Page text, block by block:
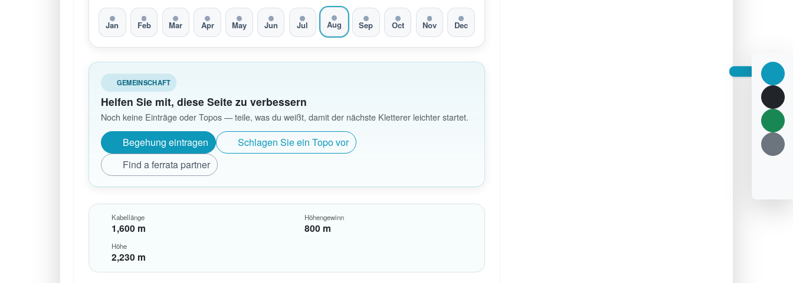
Jan Feb Mar Apr May Jun Jul Aug Sep Oct Nov Dec
GEMEINSCHAFT
Helfen Sie mit, diese Seite zu verbessern
Noch keine Einträge oder Topos — teile, was du weißt, damit der nächste Kletterer leichter startet.
Begehung eintragen
Schlagen Sie ein Topo vor
Find a ferrata partner
Kabellänge
1,600 m
Höhengewinn
800 m
Höhe
2,230 m